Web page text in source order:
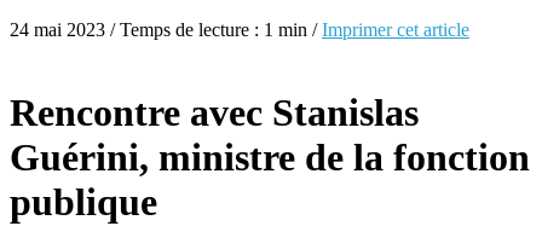
24 mai 2023 / Temps de lecture : 1 min /Imprimer cet article
Rencontre avec Stanislas
Guérini, ministre de la fonction
publique